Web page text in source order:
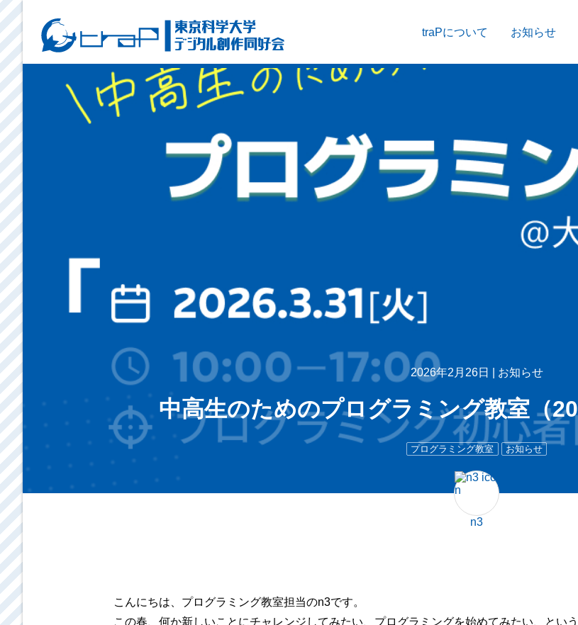
traPについて お知らせ
2026年2月26日 | お知らせ
中高生のためのプログラミング教室（
プログラミング教室 お知らせ
n3
こんにちは、プログラミング教室担当のn3です。
この春、何か新しいことにチャレンジしてみたい、プログラミングを始めてみたい、とい